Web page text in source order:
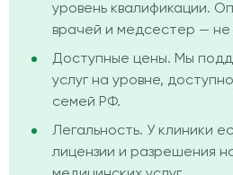
уровень квалификации.
врачей и медсестер — не
Доступные цены. Мы
услуг на уровне,
семей РФ.
Легальность. У клиники
лицензии и разрешения